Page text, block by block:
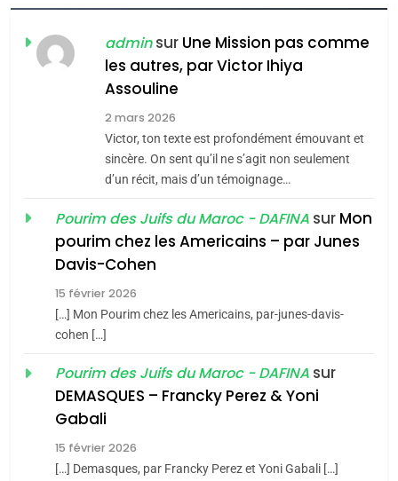
CE QUI NOUS MANQUE –
Jacques Hadida
JUDAISME
Maroc : Les amandes de
Tafraout, le miel de Tadla
Azilal consacrés produits
du terroir
DAFINA MAROC
Oeil ravageur – Vanessa
De Loya Stauber
«Tu dis génocide, je dis
guerre»: La nouvelle
adminsur Une Mission pas comme
les autres, par Victor Ihiya
Assouline
2 mars 2026
Victor, ton texte est profondément émouvant et
sincère. On sent qu’il ne s’agit non seulement
d’un récit, mais d’un témoignage…
Pourim des Juifs du Maroc - DAFINA sur Mon
pourim chez les Americains – par Junes
Davis-Cohen
15 février 2026
[…] Mon Pourim chez les Americains, par-junes-davis-
cohen […]
Pourim des Juifs du Maroc - DAFINA sur
DEMASQUES – Francky Perez & Yoni
Gabali
15 février 2026
[…] Demasques, par Francky Perez et Yoni Gabali […]
2025, l’année la plus
d’ADL contre
l’antisémitisme
FRANCE ISRAÉL
POURQUOI JE REVENDIQUE